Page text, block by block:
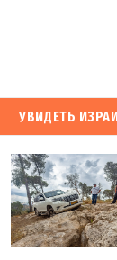
УВИДЕТЬ